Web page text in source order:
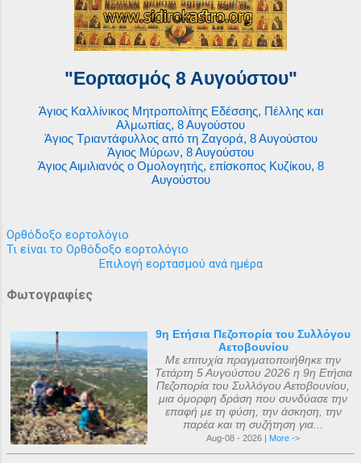
"Εορτασμός 8 Αυγούστου"
Άγιος Καλλίνικος Μητροπολίτης Εδέσσης, Πέλλης και
Αλμωπίας, 8 Αυγούστου
Άγιος Τριαντάφυλλος από τη Ζαγορά, 8 Αυγούστου
Άγιος Μύρων, 8 Αυγούστου
Άγιος Αιμιλιανός ο Ομολογητής, επίσκοπος Κυζίκου, 8
Αυγούστου
Ορθόδοξο εορτολόγιο
Τι είναι το Ορθόδοξο εορτολόγιο
Επιλογή εορτασμού ανά ημέρα
Φωτογραφίες
9η Ετήσια Πεζοπορία του Συλλόγου
Αετοβουνίου
Με επιτυχία πραγματοποιήθηκε την
Τετάρτη 5 Αυγούστου 2026 η 9η Ετήσια
Πεζοπορία του Συλλόγου Αετοβουνίου,
μια όμορφη δράση που συνδύασε την
επαφή με τη φύση, την άσκηση, την
παρέα και τη συζήτηση για...
Aug-08 - 2026 | More ->